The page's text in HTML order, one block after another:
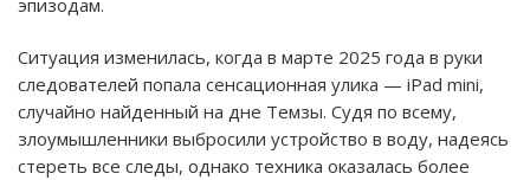
эпизодам.
Ситуация изменилась, когда в марте 2025 года в руки
следователей попала сенсационная улика — iPad mini,
случайно найденный на дне Темзы. Судя по всему,
злоумышленники выбросили устройство в воду, надеясь
стереть все следы, однако техника оказалась более